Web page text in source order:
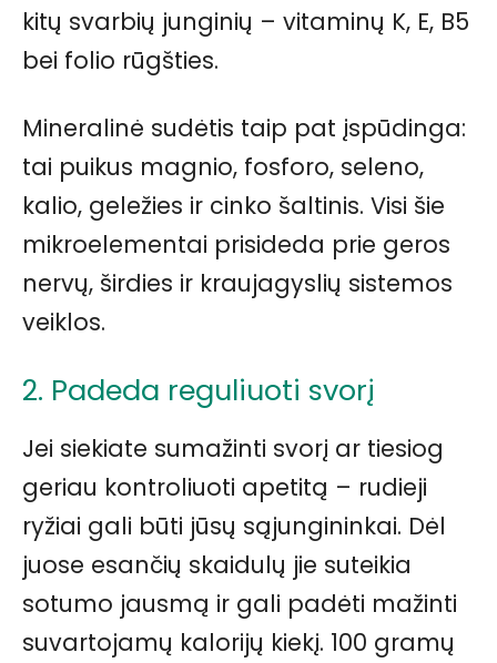
kitų svarbių junginių – vitaminų K, E, B5
bei folio rūgšties.
Mineralinė sudėtis taip pat įspūdinga:
tai puikus magnio, fosforo, seleno,
kalio, geležies ir cinko šaltinis. Visi šie
mikroelementai prisideda prie geros
nervų, širdies ir kraujagyslių sistemos
veiklos.
2. Padeda reguliuoti svorį
Jei siekiate sumažinti svorį ar tiesiog
geriau kontroliuoti apetitą – rudieji
ryžiai gali būti jūsų sąjungininkai. Dėl
juose esančių skaidulų jie suteikia
sotumo jausmą ir gali padėti mažinti
suvartojamų kalorijų kiekį. 100 gramų